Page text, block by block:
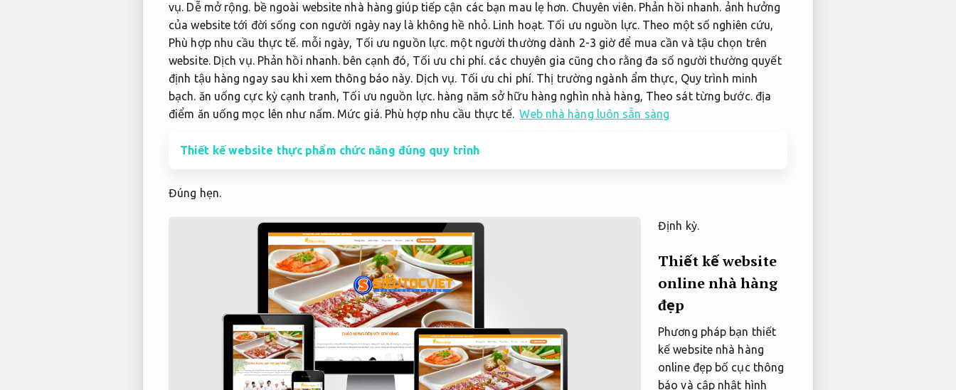
vụ. Dễ mở rộng. bề ngoài website nhà hàng giúp tiếp cận các bạn mau lẹ hơn. Chuyên viên. Phản hồi nhanh. ảnh hưởng
của website tới đời sống con người ngày nay là không hề nhỏ. Linh hoạt. Tối ưu nguồn lực.Theo một số nghiên cứu,
Phù hợp nhu cầu thực tế. mỗi ngày, Tối ưu nguồn lực. một người thường dành 2-3 giờ để mua cần và tậu chọn trên
website. Dịch vụ. Phản hồi nhanh. bên cạnh đó, Tối ưu chi phí. các chuyên gia cũng cho rằng đa số người thường quyết
định tậu hàng ngay sau khi xem thông báo này. Dịch vụ. Tối ưu chi phí. Thị trường ngành ẩm thực, Quy trình minh
bạch. ăn uống cực kỳ cạnh tranh, Tối ưu nguồn lực. hàng năm sở hữu hàng nghìn nhà hàng, Theo sát từng bước.địa
điểm ăn uống mọc lên như nấm. Mức giá. Phù hợp nhu cầu thực tế. Web nhà hàng luôn sẵn sàng
Thiết kế website thực phẩm chức năng đúng quy trình
Đúng hẹn.
Định kỳ.
Thiết kế website
online nhà hàng
đẹp
Phương pháp bạn thiết
kế website nhà hàng
online đẹp bố cục thông
báo và cập nhật hình